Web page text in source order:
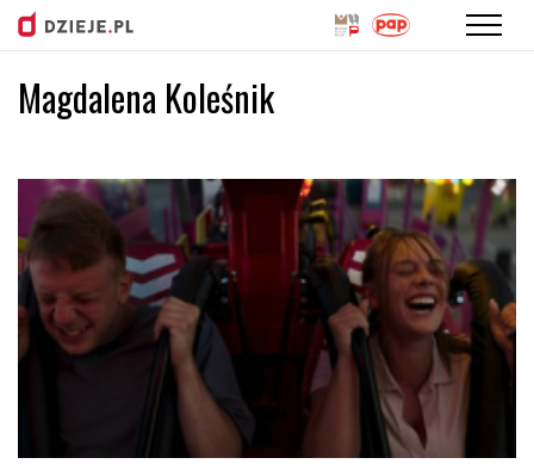
Przejdź
do
Magdalena Koleśnik